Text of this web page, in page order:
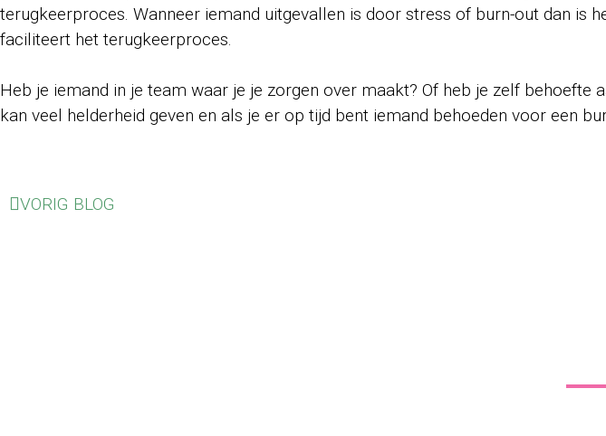
terugkeerproces. Wanneer iemand uitgevallen is door stress of burn-out dan is
faciliteert het terugkeerproces.
Heb je iemand in je team waar je je zorgen over maakt? Of heb je zelf
kan veel helderheid geven en als je er op tijd bent iemand behoeden voor een
VORIG BLOG